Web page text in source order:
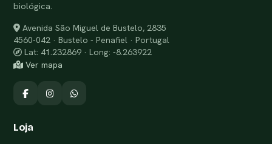
biológica.
Avenida São Miguel de Bustelo, 2835
4560-042 · Bustelo - Penafiel · Portugal
Lat: 41.232869 · Long: -8.263922
Ver mapa
Loja